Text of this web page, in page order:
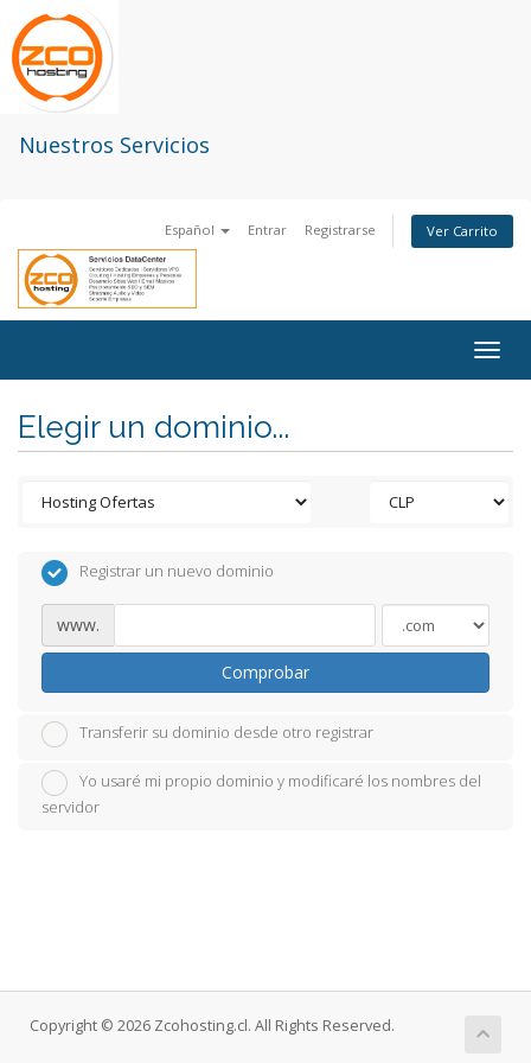
Nuestros Servicios
Español Entrar Registrarse Ver Carrito
Elegir un dominio...
Registrar un nuevo dominio
www.
Comprobar
Transferir su dominio desde otro registrar
Yo usaré mi propio dominio y modificaré los nombres del
servidor
Copyright © 2026 Zcohosting.cl. All Rights Reserved.